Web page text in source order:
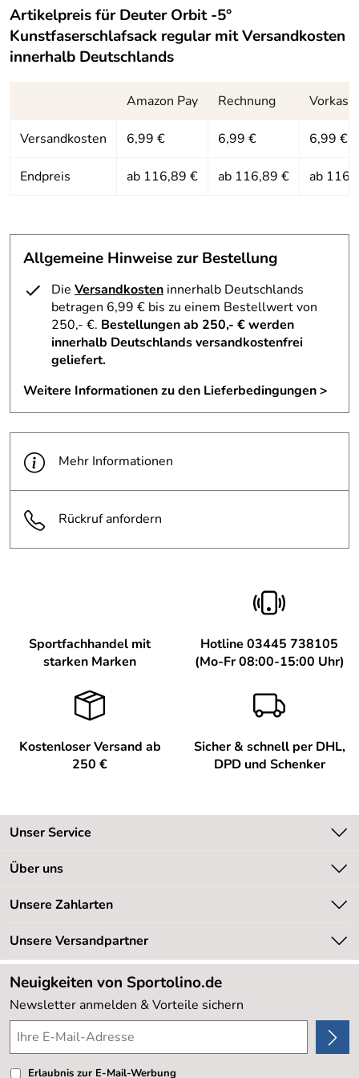
Füllung:
High-Loft Hollowfibre
Artikelpreis fürDeuter Orbit -5°
Kunstfaserschlafsack regularmit Versandkosten
innerhalb Deutschlands
Amazon Pay Rechnung
Versandkosten 6,99 € 6,99 € 6,99 €
Endpreis ab 116,89 € ab 116,89 € ab
Allgemeine Hinweise zur Bestellung
Die Versandkosten innerhalb Deutschlands
betragen 6,99 € bis zu einem Bestellwert von
250,- €. Bestellungen ab 250,- € werden
innerhalb Deutschlands versandkostenfrei
geliefert.
Weitere Informationen zu den Lieferbedingungen >
Mehr Informationen
Rückruf anfordern
Sportfachhandel mit
starken Marken
Hotline 03445 738105
(Mo-Fr 08:00-15:00 Uhr)
Kostenloser Versand ab
250 €
Sicher & schnell per DHL,
DPD und Schenker
Unser Service
Kontakt
Newsletter
Retourenabwicklung
Lieferbedingungen
Kundenlogin
Über uns
Unsere Bestseller
Neu
Sale %
Kundenbewertungen (20.177)
4,8/5*****
Unsere Zahlarten
Unsere Versandpartner
Neuigkeiten von Sportolino.de
Newsletter anmelden & Vorteile sichern
Erlaubnis zur E-Mail-Werbung